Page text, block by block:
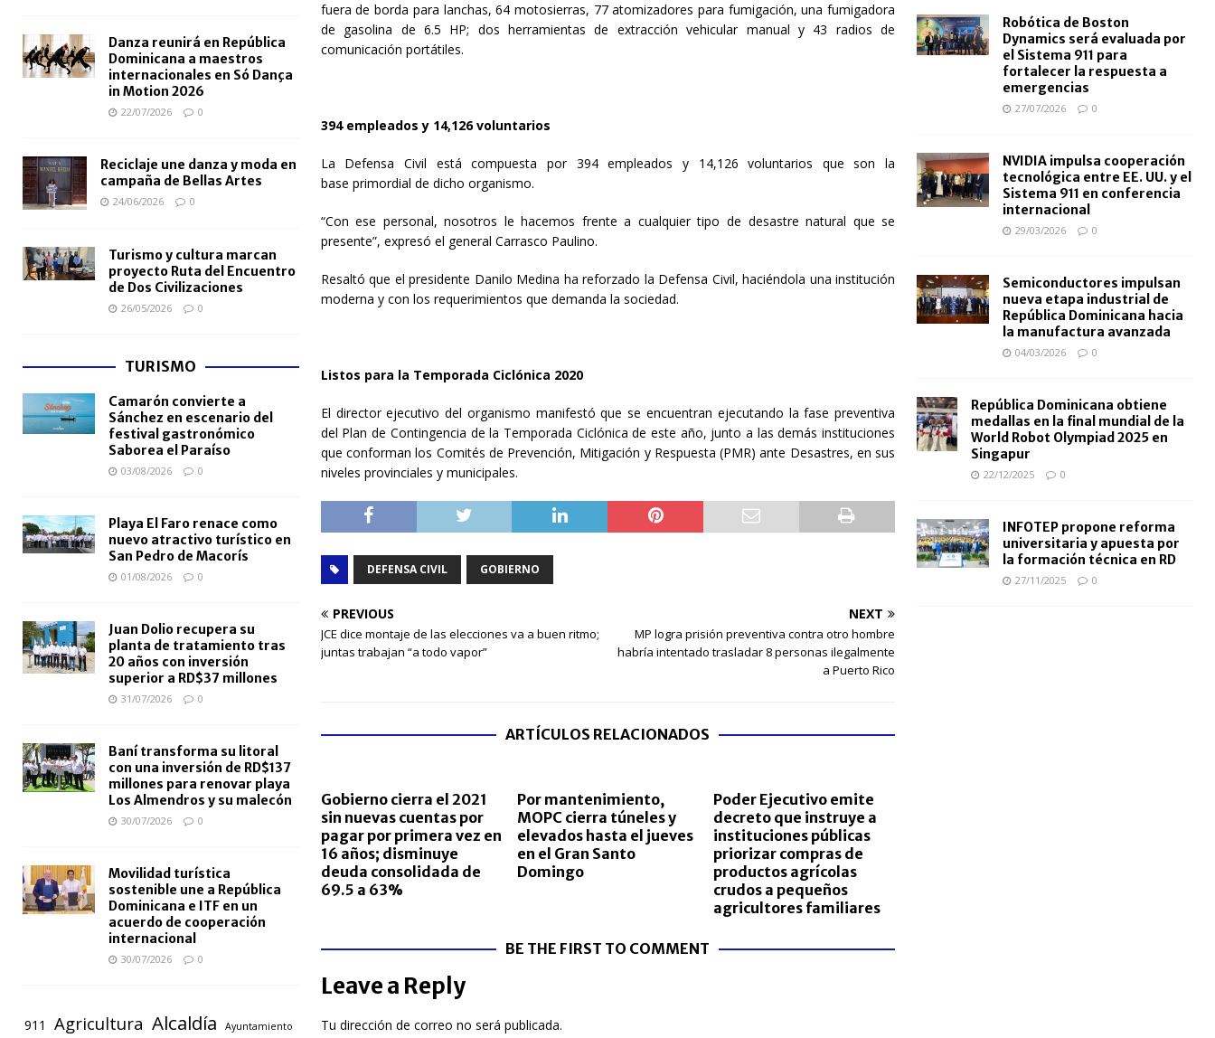
fuera de borda para lanchas, 64 motosierras, 77 atomizadores para fumigación, una fumigadora
de gasolina de 6.5 HP; dos herramientas de extracción vehicular manual y 43 radios de
comunicación portátiles.
394 empleados y 14,126 voluntarios
La Defensa Civil está compuesta por 394 empleados y 14,126 voluntarios que son la
base primordial de dicho organismo.
“Con ese personal, nosotros le hacemos frente a cualquier tipo de desastre natural que se
presente”, expresó el general Carrasco Paulino.
Resaltó que el presidente Danilo Medina ha reforzado la Defensa Civil, haciéndola una institución
moderna y con los requerimientos que demanda la sociedad.
Listos para la Temporada Ciclónica 2020
El director ejecutivo del organismo manifestó que se encuentran ejecutando la fase preventiva
del Plan de Contingencia de la Temporada Ciclónica de este año, junto a las demás instituciones
que conforman los Comités de Prevención, Mitigación y Respuesta (PMR) ante Desastres, en sus
niveles provinciales y municipales.
DEFENSA CIVIL GOBIERNO
PREVIOUS
JCE dice montaje de las elecciones va a buen ritmo;
juntas trabajan “a todo vapor”
NEXT
MP logra prisión preventiva contra otro hombre
habría intentado trasladar 8 personas ilegalmente
a Puerto Rico
ARTÍCULOS RELACIONADOS
Gobierno cierra el 2021
sin nuevas cuentas por
pagar por primera vez en
16 años; disminuye
deuda consolidada de
69.5 a 63%
Por mantenimiento,
MOPC cierra túneles y
elevados hasta el jueves
en el Gran Santo
Domingo
Poder Ejecutivo emite
decreto que instruye a
instituciones públicas
priorizar compras de
productos agrícolas
crudos a pequeños
agricultores familiares
BE THE FIRST TO COMMENT
Leave a Reply
Tu dirección de correo no será publicada.
Danza reunirá en República
Dominicana a maestros
internacionales en Só Dança
in Motion 2026
22/07/2026 0
Reciclaje une danza y moda en
campaña de Bellas Artes
24/06/2026 0
Turismo y cultura marcan
proyecto Ruta del Encuentro
de Dos Civilizaciones
26/05/2026 0
TURISMO
Camarón convierte a
Sánchez en escenario del
festival gastronómico
Saborea el Paraíso
03/08/2026 0
Playa El Faro renace como
nuevo atractivo turístico en
San Pedro de Macorís
01/08/2026 0
Juan Dolio recupera su
planta de tratamiento tras
20 años con inversión
superior a RD$37 millones
31/07/2026 0
Baní transforma su litoral
con una inversión de RD$137
millones para renovar playa
Los Almendros y su malecón
30/07/2026 0
Movilidad turística
sostenible une a República
Dominicana e ITF en un
acuerdo de cooperación
internacional
30/07/2026 0
911 Agricultura Alcaldía Ayuntamiento
Robótica de Boston
Dynamics será evaluada por
el Sistema 911 para
fortalecer la respuesta a
emergencias
27/07/2026 0
NVIDIA impulsa cooperación
tecnológica entre EE. UU. y el
Sistema 911 en conferencia
internacional
29/03/2026 0
Semiconductores impulsan
nueva etapa industrial de
República Dominicana hacia
la manufactura avanzada
04/03/2026 0
República Dominicana obtiene
medallas en la final mundial de la
World Robot Olympiad 2025 en
Singapur
22/12/2025 0
INFOTEP propone reforma
universitaria y apuesta por
la formación técnica en RD
27/11/2025 0